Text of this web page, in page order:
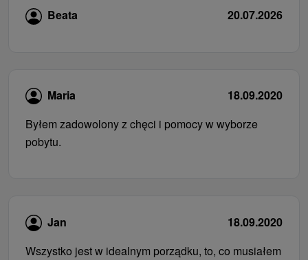
Beata 20.07.2026
Maria
18.09.2020
Byłem zadowolony z chęci i pomocy w wyborze
pobytu.
Jan
18.09.2020
Wszystko jest w idealnym porządku, to, co musiałem